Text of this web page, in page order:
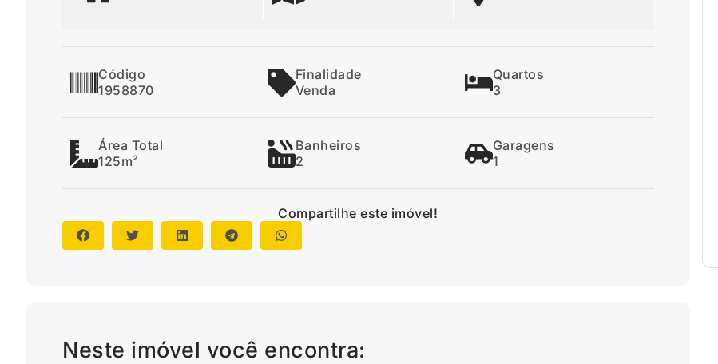
Código
1958870
Finalidade
Venda
Quartos
3
Área Total
125m²
Banheiros
2
Garagens
1
Compartilhe este imóvel!
Neste imóvel você encontra: